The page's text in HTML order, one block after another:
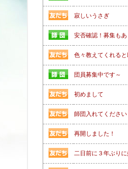
寂しいうさぎ
安否確認！募集も
色々教えてくれる
団員募集中です～
初めまして
師団入れてくださ
再開しました！
二日前に３年ぶり